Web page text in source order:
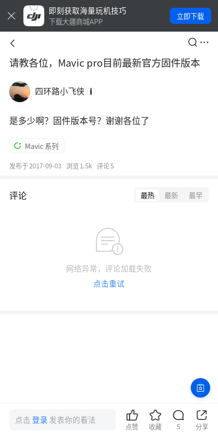
即刻获取海量玩机技巧
下载大疆商城APP
立即下载
请教各位，Mavic pro目前最新官方固件版本
四环路小飞侠
是多少啊？固件版本号？谢谢各位了
Mavic 系列
发布于2017-09-03 浏览1.5k 评论5
评论 最热 最新 最早
网络异常，评论加载失败
点击重试
点击登录 发表你的看法
点赞 收藏 5 分享